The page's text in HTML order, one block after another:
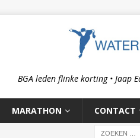
BGA leden flinke korting • Jaap
MARATHON CONTACT